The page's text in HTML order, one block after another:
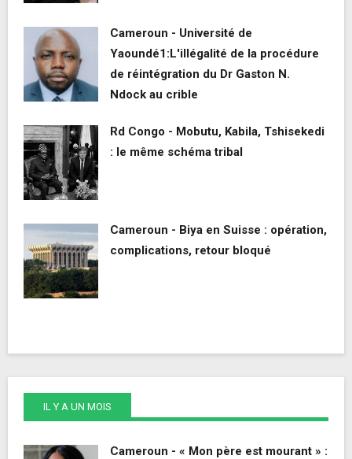
Cameroun - Université de
Yaoundé1:L'illégalité de la procédure
de réintégration du Dr Gaston N.
Ndock au crible
Rd Congo - Mobutu, Kabila, Tshisekedi
: le même schéma tribal
Cameroun - Biya en Suisse : opération,
complications, retour bloqué
IL Y A UN MOIS
Cameroun - « Mon père est mourant » :